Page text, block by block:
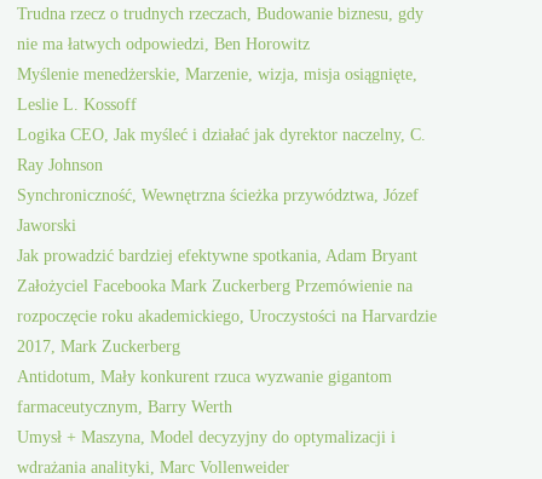
Trudna rzecz o trudnych rzeczach, Budowanie biznesu, gdy
nie ma łatwych odpowiedzi, Ben Horowitz
Myślenie menedżerskie, Marzenie, wizja, misja osiągnięte,
Leslie L. Kossoff
Logika CEO, Jak myśleć i działać jak dyrektor naczelny, C.
Ray Johnson
Synchroniczność, Wewnętrzna ścieżka przywództwa, Józef
Jaworski
Jak prowadzić bardziej efektywne spotkania, Adam Bryant
Założyciel Facebooka Mark Zuckerberg Przemówienie na
rozpoczęcie roku akademickiego, Uroczystości na Harvardzie
2017, Mark Zuckerberg
Antidotum, Mały konkurent rzuca wyzwanie gigantom
farmaceutycznym, Barry Werth
Umysł + Maszyna, Model decyzyjny do optymalizacji i
wdrażania analityki, Marc Vollenweider